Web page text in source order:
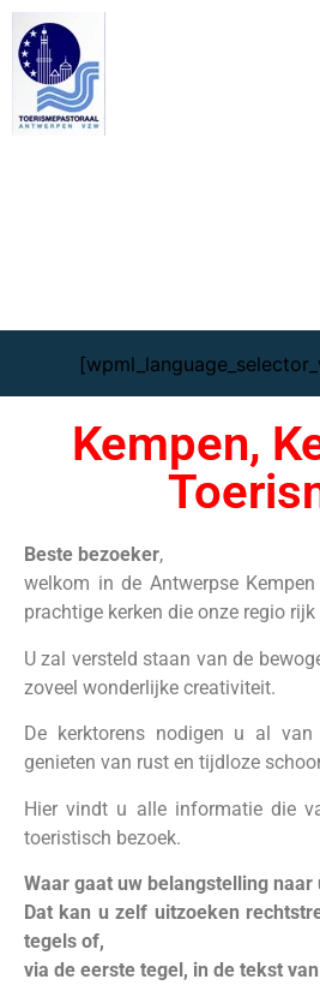
Kempen,
Beste bezoeker,
welkom in de Antwerpse
prachtige kerken die onze regio rijk
U zal versteld staan van de
zoveel wonderlijke creativiteit.
De kerktorens nodigen u al
genieten van rust en tijdloze
Hier vindt u alle informatie die
toeristisch bezoek.
Waar gaat uw belangstelling naar
Dat kan u zelf uitzoeken
tegels of,
via de eerste tegel, in de tekst van